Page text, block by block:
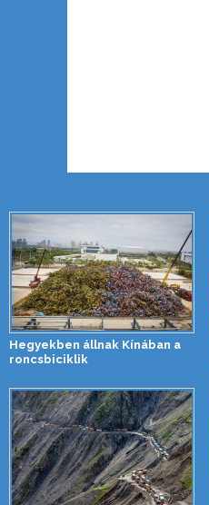
Hegyekben állnak Kínában a
roncsbiciklik